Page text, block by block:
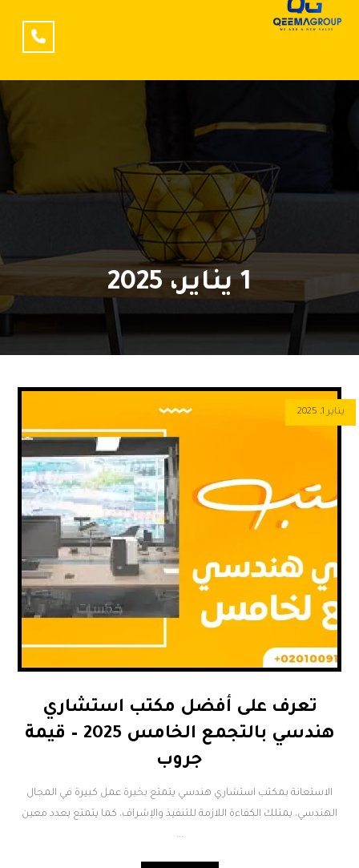
1 يناير، 2025
تعرف على أفضل مكتب استشاري
هندسي بالتجمع الخامس 2025 – قيمة
جروب
يناير 1, 2025
الاستعانة بمكتب استشاري هندسي يتمتع بخبرة عمل كبيرة في المجال
الهندسي، يمتلك الكفاءة اللازمة للتنفيذ والإشراف، كما يتمتع بعدد معين
...